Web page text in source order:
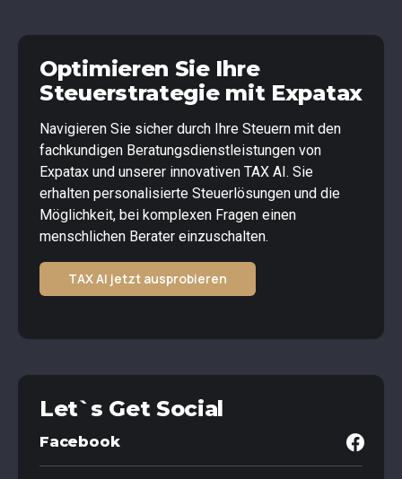
Optimieren Sie Ihre
Steuerstrategie mit Expatax
Navigieren Sie sicher durch Ihre Steuern mit den
fachkundigen Beratungsdienstleistungen von
Expatax und unserer innovativen TAX AI. Sie
erhalten personalisierte Steuerlösungen und die
Möglichkeit, bei komplexen Fragen einen
menschlichen Berater einzuschalten.
TAX AI jetzt ausprobieren
Let`s Get Social
Facebook